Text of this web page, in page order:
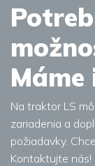
Máme
Na traktor LS
zariadenia a
požiadavky.
Kontaktujte nás!